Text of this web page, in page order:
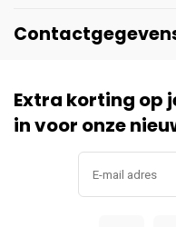
Extra korting op
in voor onze